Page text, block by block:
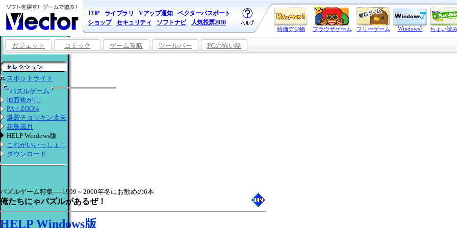
TOP ライブラリ Vアップ通知
ベクターパスポート
ショップ
セキュリティ ソフトナビ 人気投票2010
特価デジ物 ブラウザゲーム フリーゲーム Windows7 ちょい読
ガジェット コミック ゲーム攻略 ツールバー PCの怖い話
スポットライト
パズルゲーム
地面焦がし
PA☆ZOO!4
爆裂チョッキン太夫
花鳥風月
HELP Windows版
これがいいっしょ！
ダウンロード
パズルゲーム特集──1999～2000年冬にお勧めの6本
俺たちにゃパズルがあるぜ！
HELP Windows版